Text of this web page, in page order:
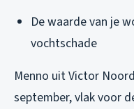
De waarde van je
vochtschade
Menno uit Victor
september, vlak voor